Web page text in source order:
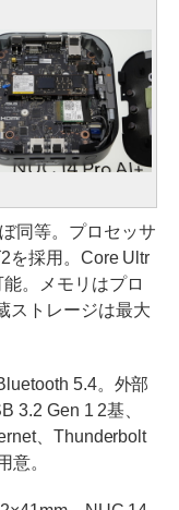
同等。プロセッサ
を採用。Core Ultr
。メモリはプロ
ストレージは最大
5.4。外部
3.2 Gen 1 2基、
、Thunderbolt
意。